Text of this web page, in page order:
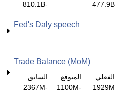
477.9B
-810.1B
Fed's Daly speech
Trade Balance (MoM)
الفعلي:
1929M
المتوقع:
-1100M
السابق:
-2367M